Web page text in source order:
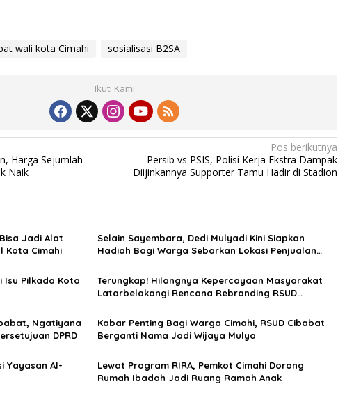
wali kota Cimahi sosialisasi B2SA
Ikuti Kami
Harga Sejumlah
Naik
Pos berikutnya
Persib vs PSIS, Polisi Kerja Ekstra Dampak
Diijinkannya Supporter Tamu Hadir di Stadion
Jadi Alat
Kota Cimahi
Selain Sayembara, Dedi Mulyadi Kini Siapkan
Hadiah Bagi Warga Sebarkan Lokasi Penjualan
Isu Pilkada Kota
Terungkap! Hilangnya Kepercayaan Masyarakat
Latarbelakangi Rencana Rebranding RSUD
Ngatiyana
DPRD
Kabar Penting Bagi Warga Cimahi, RSUD Cibabat
Berganti Nama Jadi Wijaya Mulya
Yayasan Al-
Lewat Program RIRA, Pemkot Cimahi Dorong
Rumah Ibadah Jadi Ruang Ramah Anak